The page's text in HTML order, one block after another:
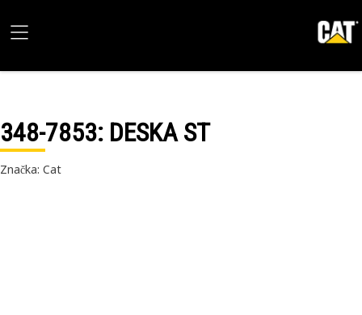
348-7853: DESKA ST
Značka: Cat